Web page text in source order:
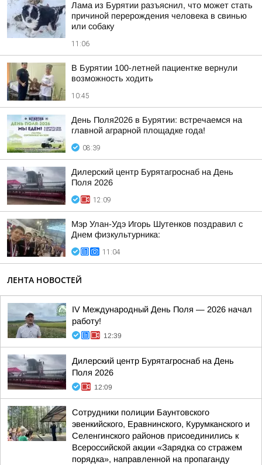
Лама из Бурятии разъяснил, что может стать
причиной перерождения человека в свинью
или собаку
11:06
В Бурятии 100-летней пациентке вернули
возможность ходить
10:45
День Поля2026 в Бурятии: встречаемся на
главной аграрной площадке года!
08:39
Дилерский центр Бурятагроснаб на День
Поля 2026
12:09
Мэр Улан-Удэ Игорь Шутенков поздравил с
Днем физкультурника:
11:04
ЛЕНТА НОВОСТЕЙ
IV Международный День Поля — 2026 начал
работу!
12:39
Дилерский центр Бурятагроснаб на День
Поля 2026
12:09
Сотрудники полиции Бaунтовского
эвенкийского, Еравнинского, Курумканского и
Селенгинского районов присоединились к
Всероссийской акции «Зарядка со стражем
порядка», направленной на пропаганду